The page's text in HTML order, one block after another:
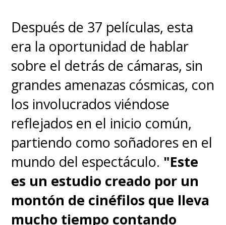
Respecto a la historia, Hawley
explicó la ambientación en la
Tierra porque "las historias
de extraterrestres siempre
están atrapadas... Atrapadas
en una prisión, atrapadas en
una nave espacial. Pensé que
sería interesante abrirlo un
poco para que lo que está en
juego, '¿Qué pasa si no
puedes contenerlo?', sea más
Después de 37 películas, esta
era la oportunidad de hablar
sobre el detrás de cámaras, sin
grandes amenazas cósmicas, con
los involucrados viéndose
reflejados en el inicio común,
partiendo como soñadores en el
mundo del espectáculo. "Este
es un estudio creado por un
montón de cinéfilos que lleva
mucho tiempo contando